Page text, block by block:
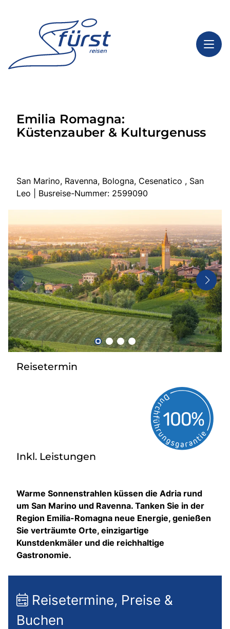
Highlights
Service
Mehrtagesfahrten
Reisebüros
Bus mieten
Kataloge
Kontakt
Emilia Romagna:
Küstenzauber & Kulturgenuss
San Marino, Ravenna, Bologna, Cesenatico , San
Leo | Busreise-Nummer: 2599090
Reisetermin
Inkl. Leistungen
Warme Sonnenstrahlen küssen die Adria rund
um San Marino und Ravenna. Tanken Sie in der
Region Emilia-Romagna neue Energie, genießen
Sie verträumte Orte, einzigartige
Kunstdenkmäler und die reichhaltige
Gastronomie.
Reisetermine, Preise &
Buchen